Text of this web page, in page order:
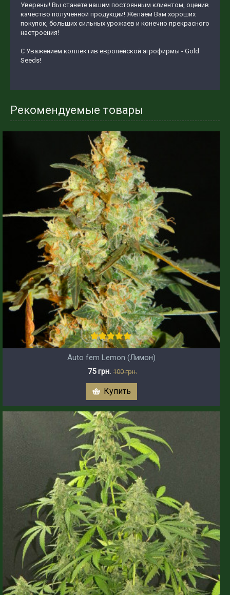
Уверены! Вы станете нашим постоянным клиентом, оценив
качество полученной продукции! Желаем Вам хороших
покупок, больших сильных урожаев и конечно прекрасного
настроения!
С Уважением коллектив европейской агрофирмы - Gold
Seeds!
Рекомендуемые товары
Auto fem Lemon (Лимон)
75 грн. 100 грн.
Купить